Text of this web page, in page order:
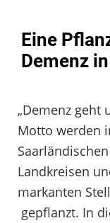
Eine
Demenz
„Demenz geht
Motto werden
Landkreisen
markanten
gepflanzt. In